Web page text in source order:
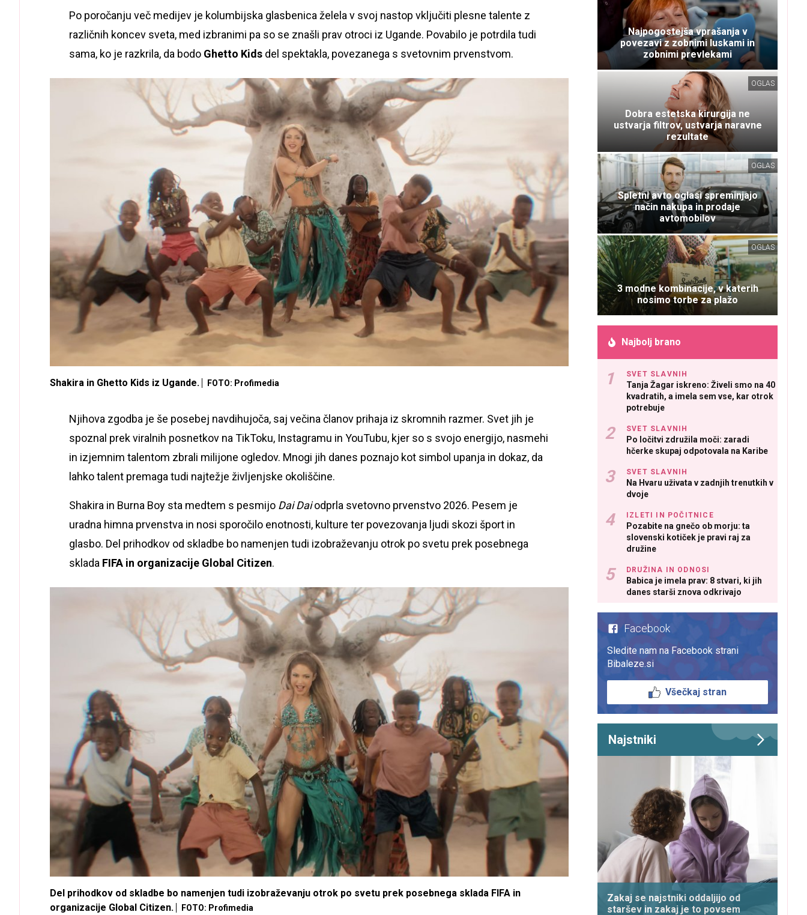
Po poročanju več medijev je kolumbijska glasbenica želela v svoj nastop vključiti plesne talente z
različnih koncev sveta, med izbranimi pa so se znašli prav otroci iz Ugande. Povabilo je potrdila tudi
sama, ko je razkrila, da bodo Ghetto Kids del spektakla, povezanega s svetovnim prvenstvom.
Shakira in Ghetto Kids iz Ugande. FOTO: Profimedia
Njihova zgodba je še posebej navdihujoča, saj večina članov prihaja iz skromnih razmer. Svet jih je
spoznal prek viralnih posnetkov na TikToku, Instagramu in YouTubu, kjer so s svojo energijo, nasmehi
in izjemnim talentom zbrali milijone ogledov. Mnogi jih danes poznajo kot simbol upanja in dokaz, da
lahko talent premaga tudi najtežje življenjske okoliščine.
Shakira in Burna Boy sta medtem s pesmijo Dai Daiodprla svetovno prvenstvo 2026. Pesem je
uradna himna prvenstva in nosi sporočilo enotnosti, kulture ter povezovanja ljudi skozi šport in
glasbo. Del prihodkov od skladbe bo namenjen tudi izobraževanju otrok po svetu prek posebnega
sklada FIFA in organizacije Global Citizen.
Del prihodkov od skladbe bo namenjen tudi izobraževanju otrok po svetu prek posebnega sklada FIFA in
organizacije Global Citizen.
FOTO: Profimedia
Najpogostejša vprašanja v
povezavi z zobnimi luskami in
zobnimi prevlekami
OGLAS
Dobra estetska kirurgija ne
ustvarja filtrov, ustvarja naravne
rezultate
OGLAS
Spletni avto oglasi spreminjajo
način nakupa in prodaje
avtomobilov
OGLAS
3 modne kombinacije, v katerih
nosimo torbe za plažo
Najbolj brano
SVET SLAVNIH
Tanja Žagar iskreno: Živeli smo na 40
kvadratih, a imela sem vse, kar otrok
potrebuje
SVET SLAVNIH
Po ločitvi združila moči: zaradi
hčerke skupaj odpotovala na Karibe
SVET SLAVNIH
Na Hvaru uživata v zadnjih trenutkih v
dvoje
IZLETI IN POČITNICE
Pozabite na gnečo ob morju: ta
slovenski kotiček je pravi raj za
družine
DRUŽINA IN ODNOSI
Babica je imela prav: 8 stvari, ki jih
danes starši znova odkrivajo
Facebook
Sledite nam na Facebook strani
Bibaleze.si
Všečkaj stran
Najstniki
Zakaj se najstniki oddaljijo od
staršev in zakaj je to povsem